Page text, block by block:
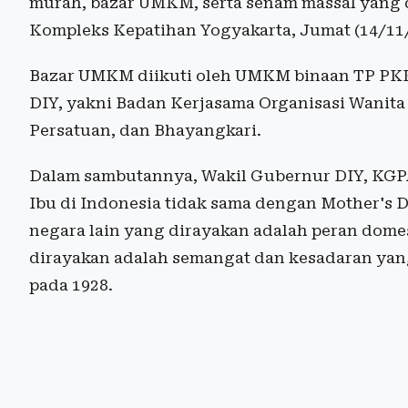
Kompleks Kepatihan Yogyakarta, Jumat (14/
Bazar UMKM diikuti oleh UMKM binaan TP
DIY, yakni Badan Kerjasama Organisasi
Persatuan, dan Bhayangkari.
Dalam sambutannya, Wakil Gubernur DIY,
Ibu di Indonesia tidak sama dengan Mother's
negara lain yang dirayakan adalah peran
dirayakan adalah semangat dan kesadaran
pada 1928.